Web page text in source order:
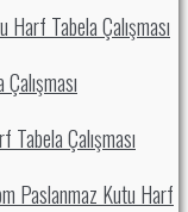
Tabela Çalışması
Çalışması
Paslanmaz Kutu Harf